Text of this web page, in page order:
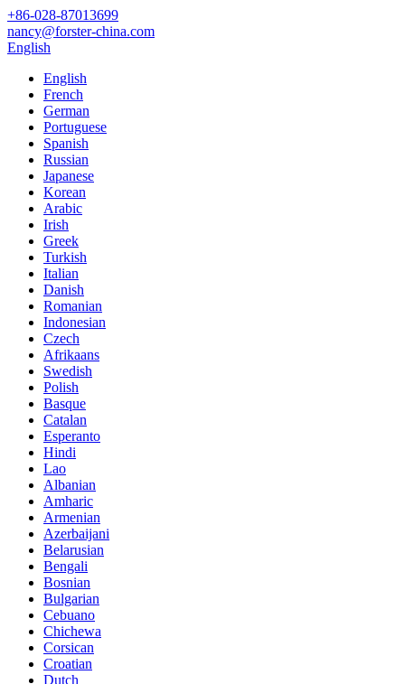
+86-028-87013699
nancy@forster-china.com
English
English
French
German
Portuguese
Spanish
Russian
Japanese
Korean
Arabic
Irish
Greek
Turkish
Italian
Danish
Romanian
Indonesian
Czech
Afrikaans
Swedish
Polish
Basque
Catalan
Esperanto
Hindi
Lao
Albanian
Amharic
Armenian
Azerbaijani
Belarusian
Bengali
Bosnian
Bulgarian
Cebuano
Chichewa
Corsican
Croatian
Dutch